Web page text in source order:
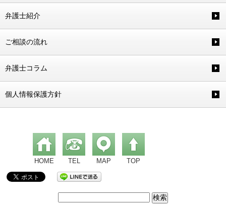
弁護士紹介
ご相談の流れ
弁護士コラム
個人情報保護方針
HOME TEL MAP TOP